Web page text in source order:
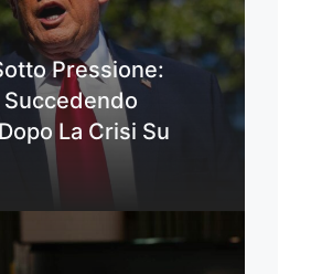
Pressione:
Succedendo
La Crisi Su